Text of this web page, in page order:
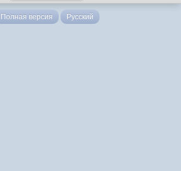
Полная версия Русский